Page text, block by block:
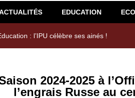
EDUCATION
Assemblée Générale Ordinaire de
2024-2025 à
l’engrais Russe au